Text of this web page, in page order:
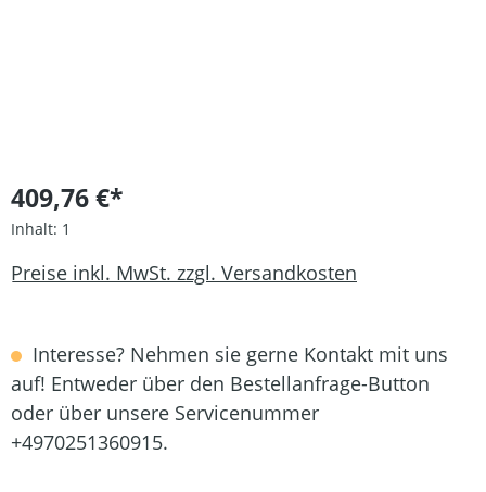
409,76 €*
Inhalt: 1
Preise inkl. MwSt. zzgl. Versandkosten
Interesse? Nehmen sie gerne Kontakt mit uns
auf! Entweder über den Bestellanfrage-Button
oder über unsere Servicenummer
+4970251360915.